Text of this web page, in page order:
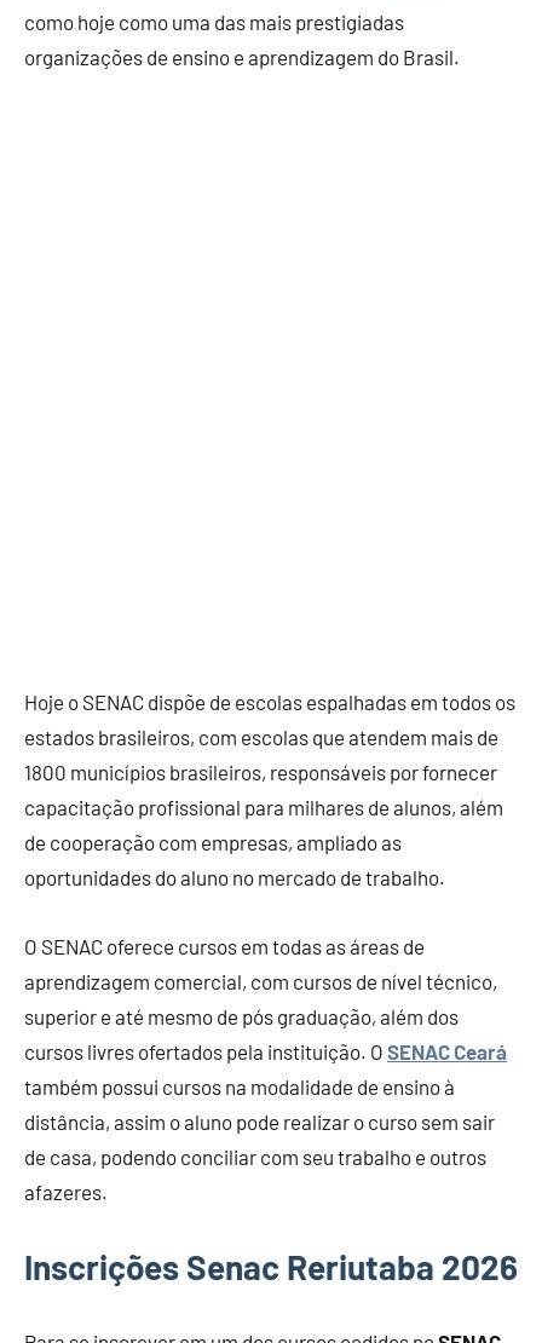
como hoje como uma das mais prestigiadas
organizações de ensino e aprendizagem do Brasil.
Hoje o SENAC dispõe de escolas espalhadas em todos os
estados brasileiros, com escolas que atendem mais de
1800 municípios brasileiros, responsáveis por fornecer
capacitação profissional para milhares de alunos, além
de cooperação com empresas, ampliado as
oportunidades do aluno no mercado de trabalho.
O SENAC oferece cursos em todas as áreas de
aprendizagem comercial, com cursos de nível técnico,
superior e até mesmo de pós graduação, além dos
cursos livres ofertados pela instituição. O SENAC Ceará
também possui cursos na modalidade de ensino à
distância, assim o aluno pode realizar o curso sem sair
de casa, podendo conciliar com seu trabalho e outros
afazeres.
Inscrições Senac Reriutaba 2026